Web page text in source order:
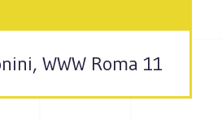
WWW Roma 11